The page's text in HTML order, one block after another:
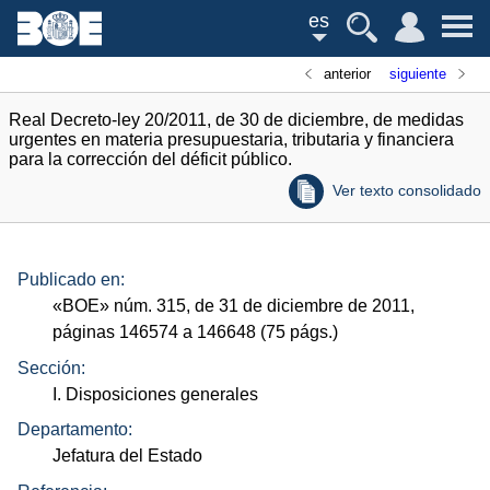
es
anterior siguiente
Real Decreto-ley 20/2011, de 30 de diciembre, de medidas
urgentes en materia presupuestaria, tributaria y financiera
para la corrección del déficit público.
Ver texto consolidado
Publicado en:
«BOE» núm. 315, de 31 de diciembre de 2011,
páginas 146574 a 146648 (75 págs.)
Sección:
I. Disposiciones generales
Departamento:
Jefatura del Estado